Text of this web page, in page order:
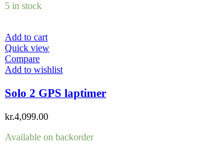
5 in stock
Add to cart
Quick view
Compare
Add to wishlist
Solo 2 GPS laptimer
kr.4,099.00
Available on backorder